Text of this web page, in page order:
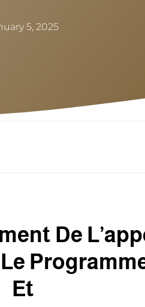
5, 2025
De
Et